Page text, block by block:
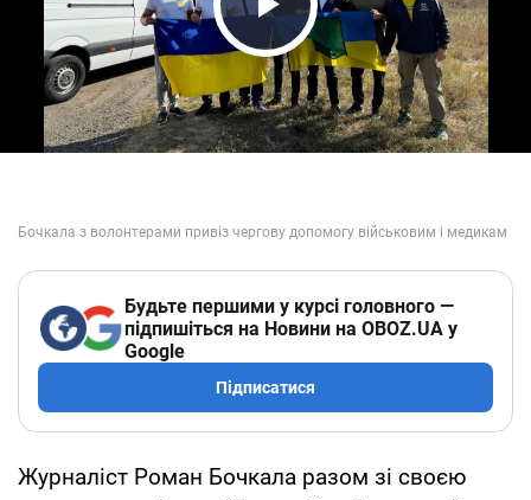
Play Video
Будьте першими у курсі головного —
підпишіться на Новини на OBOZ.UA у
Google
Підписатися
Журналіст Роман Бочкала разом зі своєю